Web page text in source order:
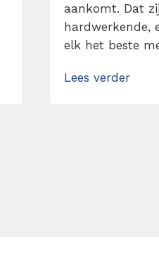
aankomt. Dat
hardwerkende,
elk het beste
voorgedaan.
Lees verder